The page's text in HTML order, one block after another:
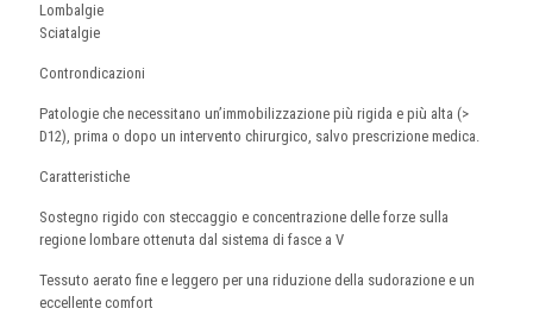
Lombalgie
Sciatalgie
Controndicazioni
Patologie che necessitano un’immobilizzazione più rigida e più alta (>
D12), prima o dopo un intervento chirurgico, salvo prescrizione medica.
Caratteristiche
Sostegno rigido con steccaggio e concentrazione delle forze sulla
regione lombare ottenuta dal sistema di fasce a V
Tessuto aerato fine e leggero per una riduzione della sudorazione e un
eccellente comfort